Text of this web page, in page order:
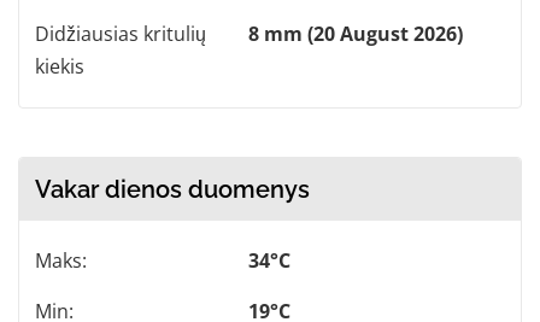
Didžiausias kritulių
kiekis
8 mm (20 August 2026)
Vakar dienos duomenys
Maks:
34°C
Min:
19°C